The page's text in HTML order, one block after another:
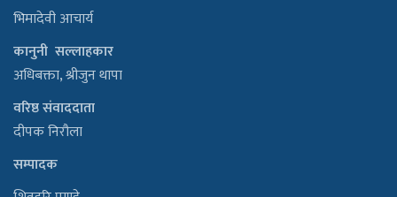
भिमादेवी आचार्य
कानुनी सल्लाहकार
अधिबक्ता, श्रीजुन थापा
वरिष्ठ संवाददाता
दीपक निरौला
सम्पादक